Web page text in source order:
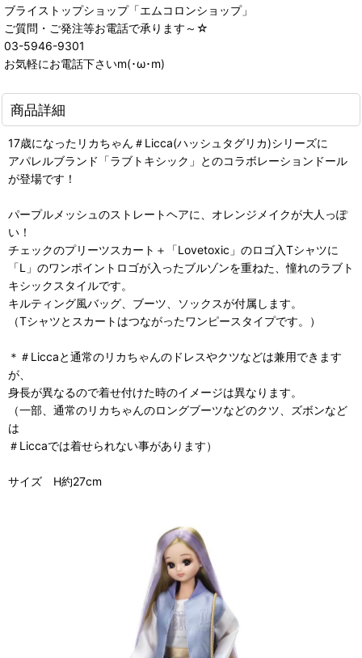
ブライストップショップ「エムコロンショップ」
ご質問・ご発注等お電話で承ります～☆
03-5946-9301
お気軽にお電話下さいm(･ω･m)
商品詳細
17歳になったリカちゃん＃Licca(ハッシュタグリカ)シリーズに
アパレルブランド「ラブトキシック」とのコラボレーションドール
が登場です！
パープルメッシュのストレートヘアに、オレンジメイクが大人っぽ
い！
チェックのプリーツスカート＋「Lovetoxic」のロゴ入Tシャツに
「L」のワンポイントロゴが入ったブルゾンを重ねた、憧れのラブト
キシックスタイルです。
キルティング風バッグ、ブーツ、ソックスが付属します。
（Tシャツとスカートはつながったワンピースタイプです。）
＊＃Liccaと通常のリカちゃんのドレスやクツなどは兼用できます
が、
身長が異なるので着せ付けた時のイメージは異なります。
（一部、通常のリカちゃんのロングブーツなどのクツ、ズボンなど
は
＃Liccaでは着せられない事があります）
サイズ H約27cm